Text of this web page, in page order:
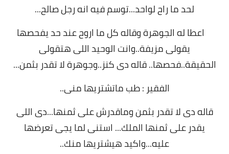
لحد ما راح لواحد...توسم فيه انه رجل صالح...
اعطا له الجوهرة وقاله كل ما اروح عند حد يفحصها
يقولى مزيفة..وانت الوحيد اللى هتقولى
الحقيقة..فحصها.. قاله دى كنز..وجوهرة لا تقدر بثمن...
الفقير : طب ماتشتريها منى..
قاله دى لا تقدر بثمن وماقدرش على ثمنها...دى اللى
يقدر على ثمنها الملك... استنى لما يجى تعرضها
عليه...واكيد هيشتريها منك..